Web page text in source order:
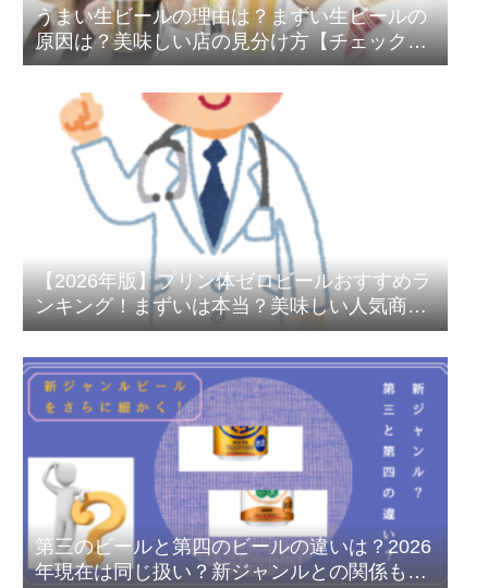
うまい生ビールの理由は？まずい生ビールの
原因は？美味しい店の見分け方【チェック項
目あり】
【2026年版】プリン体ゼロビールおすすめラ
ンキング！まずいは本当？美味しい人気商品
を徹底比較
第三のビールと第四のビールの違いは？2026
年現在は同じ扱い？新ジャンルとの関係も解